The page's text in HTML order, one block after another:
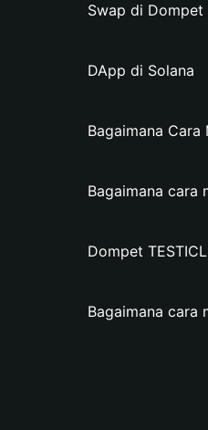
Swap di Dompet
DApp di Solana
Bagaimana
Bagaimana cara
Dompet
Bagaimana cara